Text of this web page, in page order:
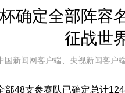
确定全部阵容
征战世
国新闻网客户端、央视新闻客
部48支参赛队已确定总计